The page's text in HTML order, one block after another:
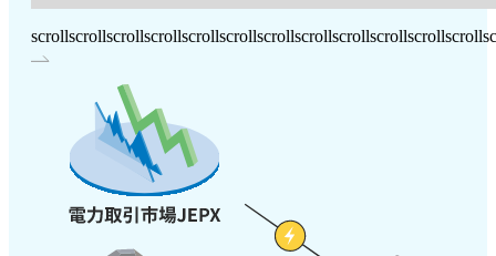
scrollscrollscrollscrollscrollscrollscrollscrollscrollscrollscrollscroll